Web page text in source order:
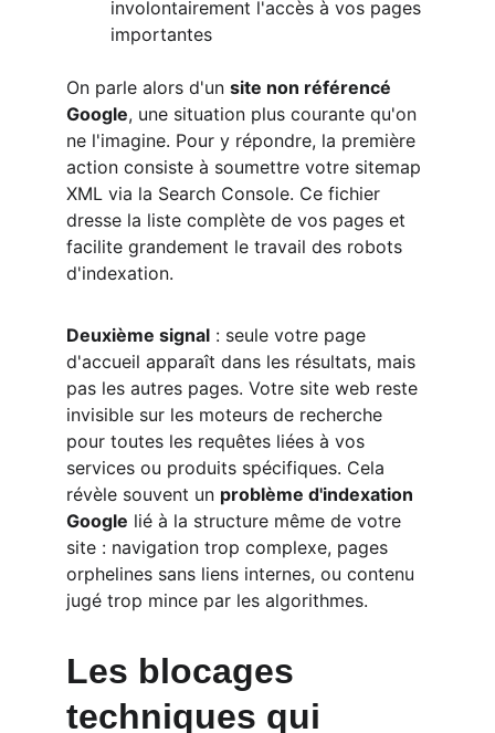
involontairement l'accès à vos pages
importantes
On parle alors d'un site non référencé
Google, une situation plus courante qu'on
ne l'imagine. Pour y répondre, la première
action consiste à soumettre votre sitemap
XML via la Search Console. Ce fichier
dresse la liste complète de vos pages et
facilite grandement le travail des robots
d'indexation.
Deuxième signal : seule votre page
d'accueil apparaît dans les résultats, mais
pas les autres pages. Votre site web reste
invisible sur les moteurs de recherche
pour toutes les requêtes liées à vos
services ou produits spécifiques. Cela
révèle souvent un problème d'indexation
Google lié à la structure même de votre
site : navigation trop complexe, pages
orphelines sans liens internes, ou contenu
jugé trop mince par les algorithmes.
Les blocages
techniques qui